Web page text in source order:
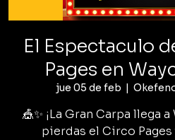
El Espectaculo
Pages en
jue 05 de feb
  |
🎪✨ ¡La Gran Carpa llega
pierdas el Circo